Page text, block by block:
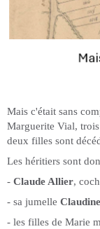
Mais c'était sans
Marguerite Vial,
deux filles sont
Les héritiers sont
- Claude Allier,
- sa jumelle
- les filles de Marie